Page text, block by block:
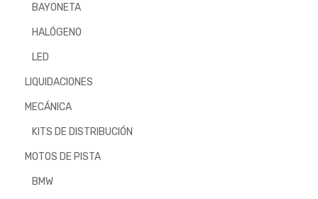
BAYONETA
HALÓGENO
LED
LIQUIDACIONES
MECÁNICA
KITS DE DISTRIBUCIÓN
MOTOS DE PISTA
BMW